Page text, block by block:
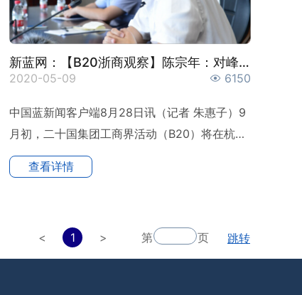
新蓝网：【B20浙商观察】陈宗年：对峰会有一种“获得...
2020-05-09 6150
中国蓝新闻客户端8月28日讯（记者 朱惠子）9
月初，二十国集团工商界活动（B20）将在杭州
举行，国内安防行业...
查看详情
< 1 > 第 页